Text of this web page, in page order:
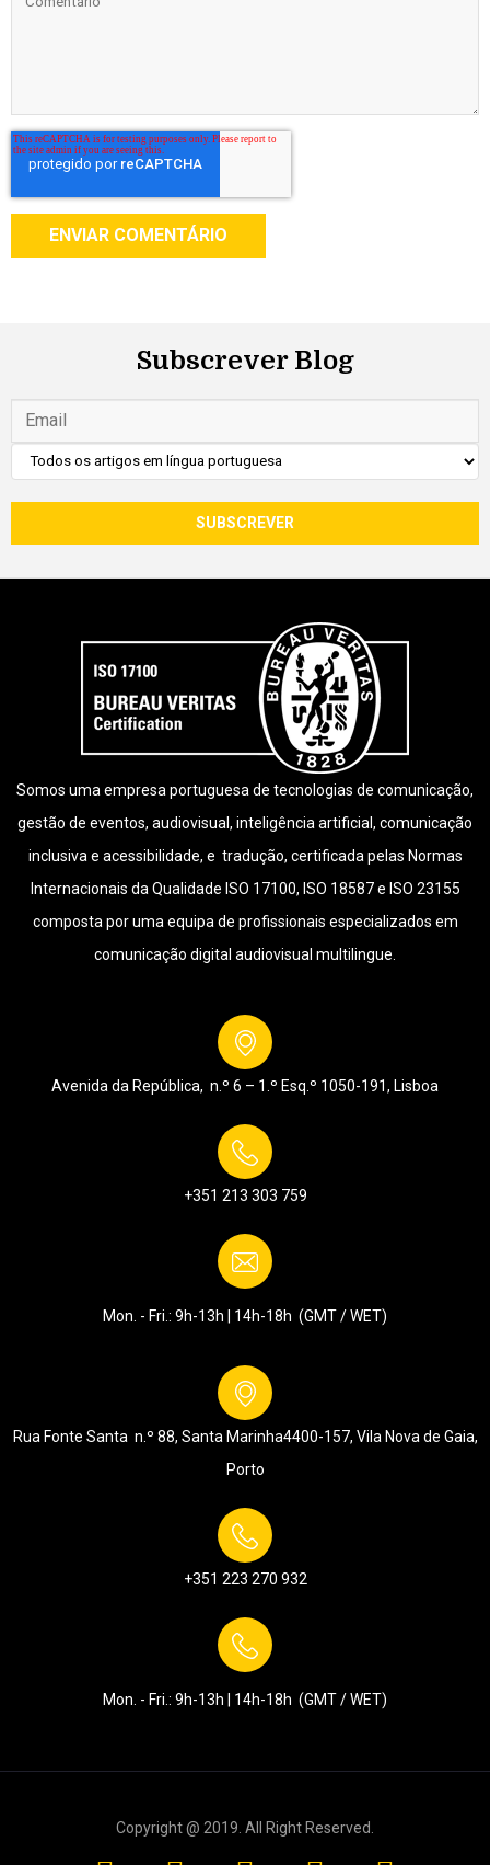
Subscrever Blog
Somos uma empresa portuguesa de tecnologias de comunicação,
gestão de eventos, audiovisual, inteligência artificial, comunicação
inclusiva e acessibilidade, e tradução, certificada pelas Normas
Internacionais da Qualidade ISO 17100, ISO 18587 e ISO 23155
composta por uma equipa de profissionais especializados em
comunicação digital audiovisual multilingue.
Avenida da República, n.º 6 – 1.º Esq.º 1050-191, Lisboa
+351 213 303 759
Mon. - Fri.: 9h-13h | 14h-18h (GMT / WET)
Rua Fonte Santa n.º 88, Santa Marinha4400-157, Vila Nova de Gaia,
Porto
+351 223 270 932
Mon. - Fri.: 9h-13h | 14h-18h (GMT / WET)
Copyright @ 2019. All Right Reserved.